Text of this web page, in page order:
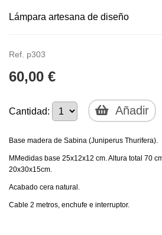
Lámpara artesana de diseño
Ref. p303
60,00 €
Cantidad: Añadir
Base madera de Sabina (Juniperus Thurifera).
MMedidas base 25x12x12 cm. Altura total 70
20x30x15cm.
Acabado cera natural.
Cable 2 metros, enchufe e interruptor.